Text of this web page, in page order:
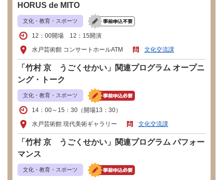
HORUS de MITO
文化・教育・スポーツ
12：00開場 12：15開演
水戸芸術館 コンサートホールATM
文化交流課
「竹村 京 うごくせかい」関連プログラム オープニ
ング・トーク
文化・教育・スポーツ
14：00～15：30（開場13：30）
水戸芸術館 現代美術ギャラリー
文化交流課
「竹村 京 うごくせかい」関連プログラム パフォー
マンス
文化・教育・スポーツ